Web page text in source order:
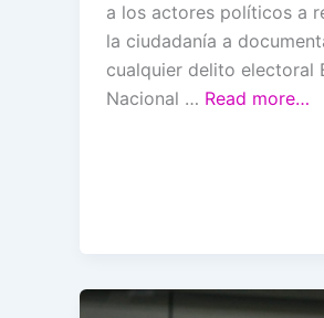
a los actores políticos a
la ciudadanía a
cualquier delito electoral
Nacional … Read more…